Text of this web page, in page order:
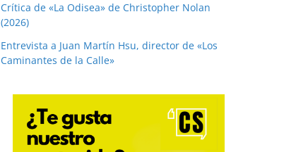
Crítica de «La Odisea» de Christopher Nolan
(2026)
Entrevista a Juan Martín Hsu, director de «Los
Caminantes de la Calle»